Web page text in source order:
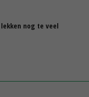
nog te veel